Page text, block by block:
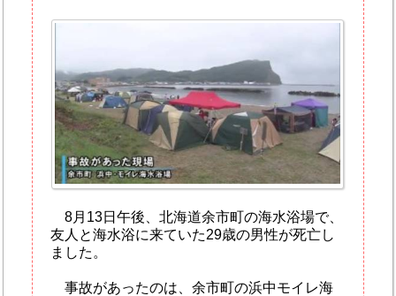
8月13日午後、北海道余市町の海水浴場で、
友人と海水浴に来ていた29歳の男性が死亡し
ました。
事故があったのは、余市町の浜中モイレ海